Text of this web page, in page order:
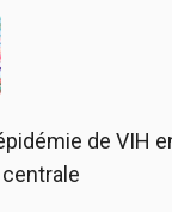
de VIH